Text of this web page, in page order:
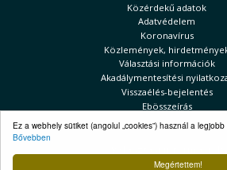
Megértettem!
Ez a webhely sütiket (angolul „cookies”) használ a
Bővebben
Közérdekű adatok
Adatvédelem
Koronavírus
Közlemények,
Választási információk
Akadálymentesítési
Visszaélés-bejelentés
Ebösszeírás
Kecskeméti Hírek